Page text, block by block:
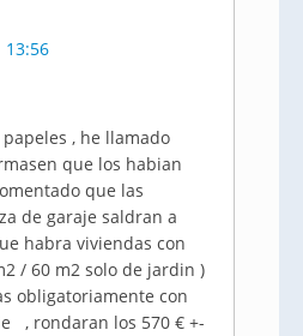
13:56
, he llamado
que los habian
que las
de garaje saldran a
habra viviendas con
/ 60 m2 solo de jardin )
obligatoriamente con
, rondaran los 570 € +-